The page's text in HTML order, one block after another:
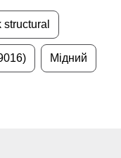
structural
Мідний